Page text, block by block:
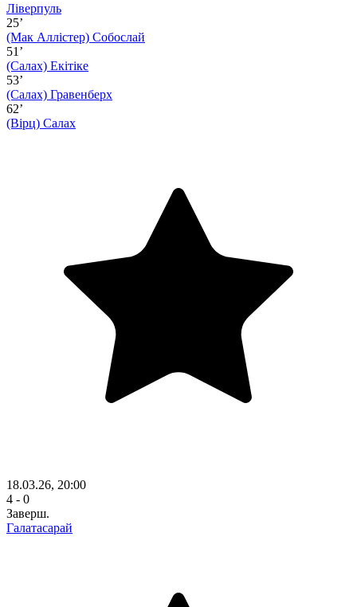
Ліверпуль
25’
(Мак Аллістер) Собослай
51’
(Салах) Екітіке
53’
(Салах) Гравенберх
62’
(Вірц) Салах
18.03.26, 20:00
4 - 0
Заверш.
Галатасарай